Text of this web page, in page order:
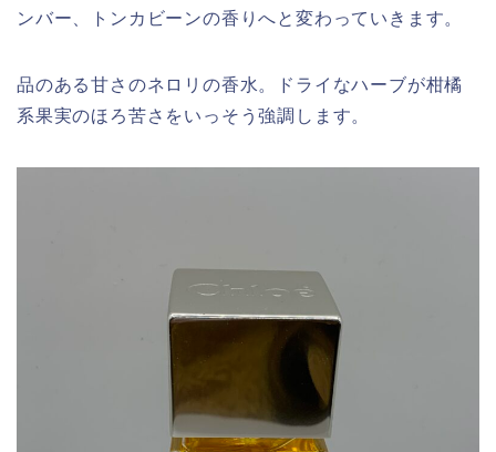
ンバー、トンカビーンの香りへと変わっていきます。
品のある甘さのネロリの香水。ドライなハーブが柑橘
系果実のほろ苦さをいっそう強調します。